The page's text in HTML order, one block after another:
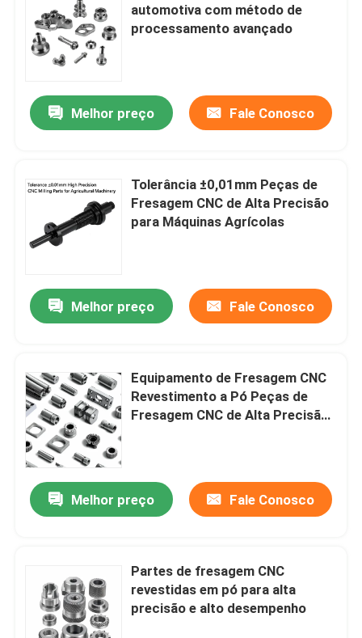
automotiva com método de
processamento avançado
Melhor preço Fale Conosco
Tolerância ±0,01mm Peças de
Fresagem CNC de Alta Precisão
para Máquinas Agrícolas
Melhor preço Fale Conosco
Equipamento de Fresagem CNC
Revestimento a Pó Peças de
Fresagem CNC de Alta Precisão
Melhor preço Fale Conosco
Partes de fresagem CNC
revestidas em pó para alta
precisão e alto desempenho